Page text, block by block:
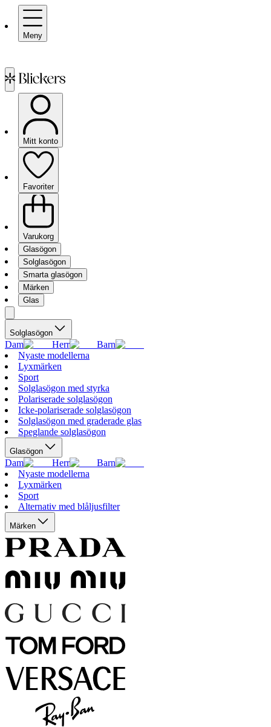
Meny
Mitt konto
Favoriter
Varukorg
Glasögon
Solglasögon
Smarta glasögon
Märken
Glas
Solglasögon
Dam Herr
Barn
Nyaste modellerna
Lyxmärken
Sport
Solglasögon med styrka
Polariserade solglasögon
Icke-polariserade solglasögon
Solglasögon med graderade glas
Speglande solglasögon
Glasögon
Dam Herr
Barn
Nyaste modellerna
Lyxmärken
Sport
Alternativ med blåljusfilter
Märken